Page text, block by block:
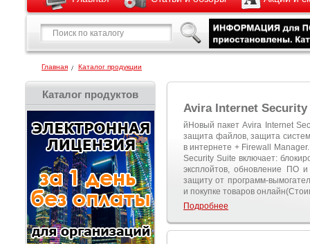
Главная Каталог продукции
Каталог продуктов
Avira Internet Security
йНовый пакет Avira Internet
защита файлов, защита
в интернете + Firewall
Security Suite включает:
эксплойтов, обновление ПО
защиту от программ-
и покупке товаров
Подробнее